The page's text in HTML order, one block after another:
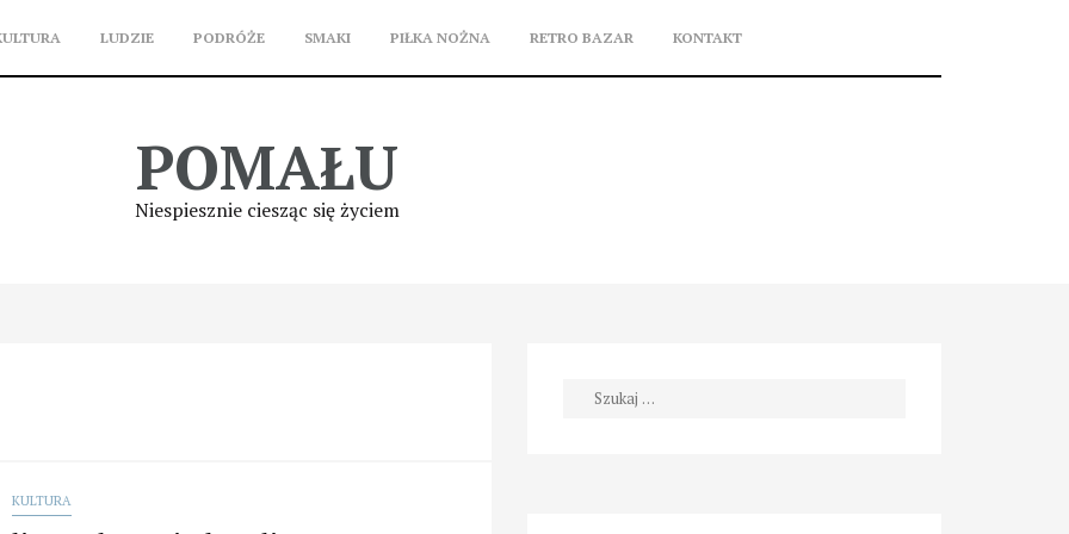
LUDZIE PODRÓŻE SMAKI PIŁKA NOŻNA RETRO BAZAR KONTAKT
POMAŁU
Niespiesznie ciesząc się życiem
KULTURA
Szukaj: